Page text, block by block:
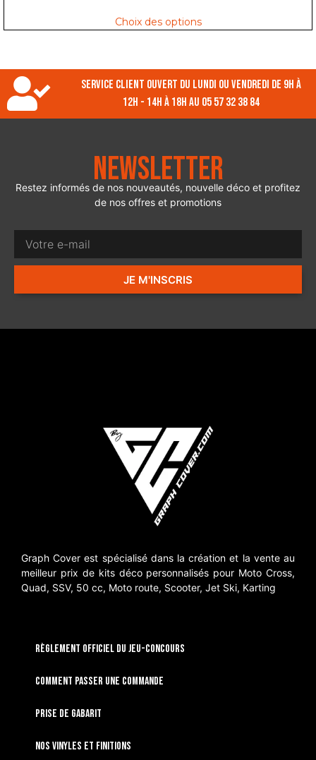
Choix des options
Service client ouvert du lundi ou vendredi de 9h à
12h - 14h à 18h au 05 57 32 38 84
Newsletter
Restez informés de nos nouveautés, nouvelle déco et profitez
de nos offres et promotions
JE M'INSCRIS
Graph Cover est spécialisé dans la création et la vente au
meilleur prix de kits déco personnalisés pour Moto Cross,
Quad, SSV, 50 cc, Moto route, Scooter, Jet Ski, Karting
RÈGLEMENT OFFICIEL DU JEU-CONCOURS
Comment passer une commande
Prise de gabarit
Nos vinyles et finitions